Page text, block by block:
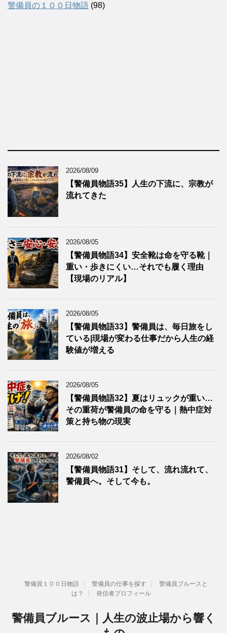
警備員の１００日物語 (98)
2026/08/09
【警備員物語35】人生の下流に、宗教が
流れてきた
2026/08/05
【警備員物語34】安全靴は命を守る靴｜
重い・歩きにくい…それでも履く理由
【現場のリアル】
2026/08/05
【警備員物語33】警備員は、毎日旅をし
ている|現場が変わる仕事だから人生の経
験値が増える
2026/08/05
【警備員物語32】夏はリュックが重い…
その重荷が警備員の命を守る｜熱中症対
策と持ち物の現実
2026/08/02
【警備員物語31】そして、流れ流れて、
警備員へ。そして今も。
警備員１００日物語 警備員の仕事を探す
警備員ブルースと
は？
発信者プロフィール
警備員ブルース｜人生の波止場から響く